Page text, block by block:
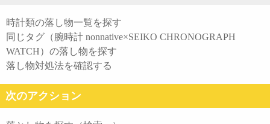
時計類の落し物一覧を探す
同じタグ（腕時計 nonnative×SEIKO CHRONOGRAPH
WATCH）の落し物を探す
落し物対処法を確認する
次のアクション